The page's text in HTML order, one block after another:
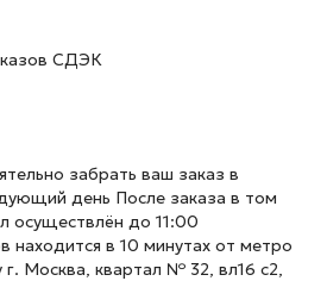
СДЭК
забрать ваш заказ в
день После заказа в том
осуществлён до 11:00
находится в 10 минутах от метро
Москва, квартал № 32, вл16 с2,